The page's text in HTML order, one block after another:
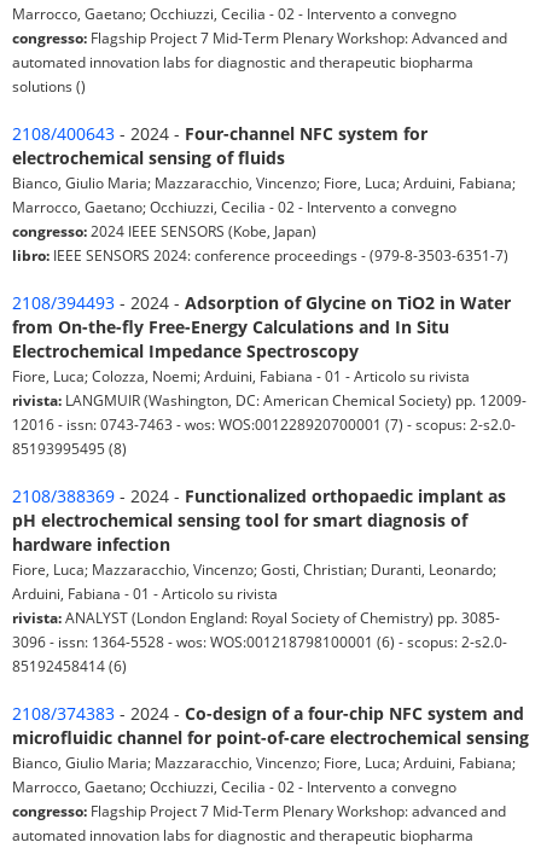
Marrocco, Gaetano; Occhiuzzi, Cecilia - 02 - Intervento a convegno
congresso: Flagship Project 7 Mid-Term Plenary Workshop: Advanced and
automated innovation labs for diagnostic and therapeutic biopharma
solutions ()
2108/400643 - 2024 - Four-channel NFC system for
electrochemical sensing of fluids
Bianco, Giulio Maria; Mazzaracchio, Vincenzo; Fiore, Luca; Arduini, Fabiana;
Marrocco, Gaetano; Occhiuzzi, Cecilia - 02 - Intervento a convegno
congresso:2024 IEEE SENSORS (Kobe, Japan)
libro: IEEE SENSORS 2024: conference proceedings - (979-8-3503-6351-7)
2108/394493 - 2024 - Adsorption of Glycine on TiO2 in Water
from On-the-fly Free-Energy Calculations and In Situ
Electrochemical Impedance Spectroscopy
Fiore, Luca; Colozza, Noemi; Arduini, Fabiana - 01 - Articolo su rivista
rivista: LANGMUIR (Washington, DC: American Chemical Society) pp. 12009-
12016 - issn: 0743-7463 - wos: WOS:001228920700001 (7) - scopus: 2-s2.0-
85193995495 (8)
2108/388369 - 2024 - Functionalized orthopaedic implant as
pH electrochemical sensing tool for smart diagnosis of
hardware infection
Fiore, Luca; Mazzaracchio, Vincenzo; Gosti, Christian; Duranti, Leonardo;
Arduini, Fabiana - 01 - Articolo su rivista
rivista:ANALYST (London England: Royal Society of Chemistry) pp. 3085-
3096 - issn: 1364-5528 - wos: WOS:001218798100001 (6) - scopus: 2-s2.0-
85192458414 (6)
2108/374383 - 2024 - Co-design of a four-chip NFC system and
microfluidic channel for point-of-care electrochemical sensing
Bianco, Giulio Maria; Mazzaracchio, Vincenzo; Fiore, Luca; Arduini, Fabiana;
Marrocco, Gaetano; Occhiuzzi, Cecilia - 02 - Intervento a convegno
congresso: Flagship Project 7 Mid-Term Plenary Workshop: advanced and
automated innovation labs for diagnostic and therapeutic biopharma